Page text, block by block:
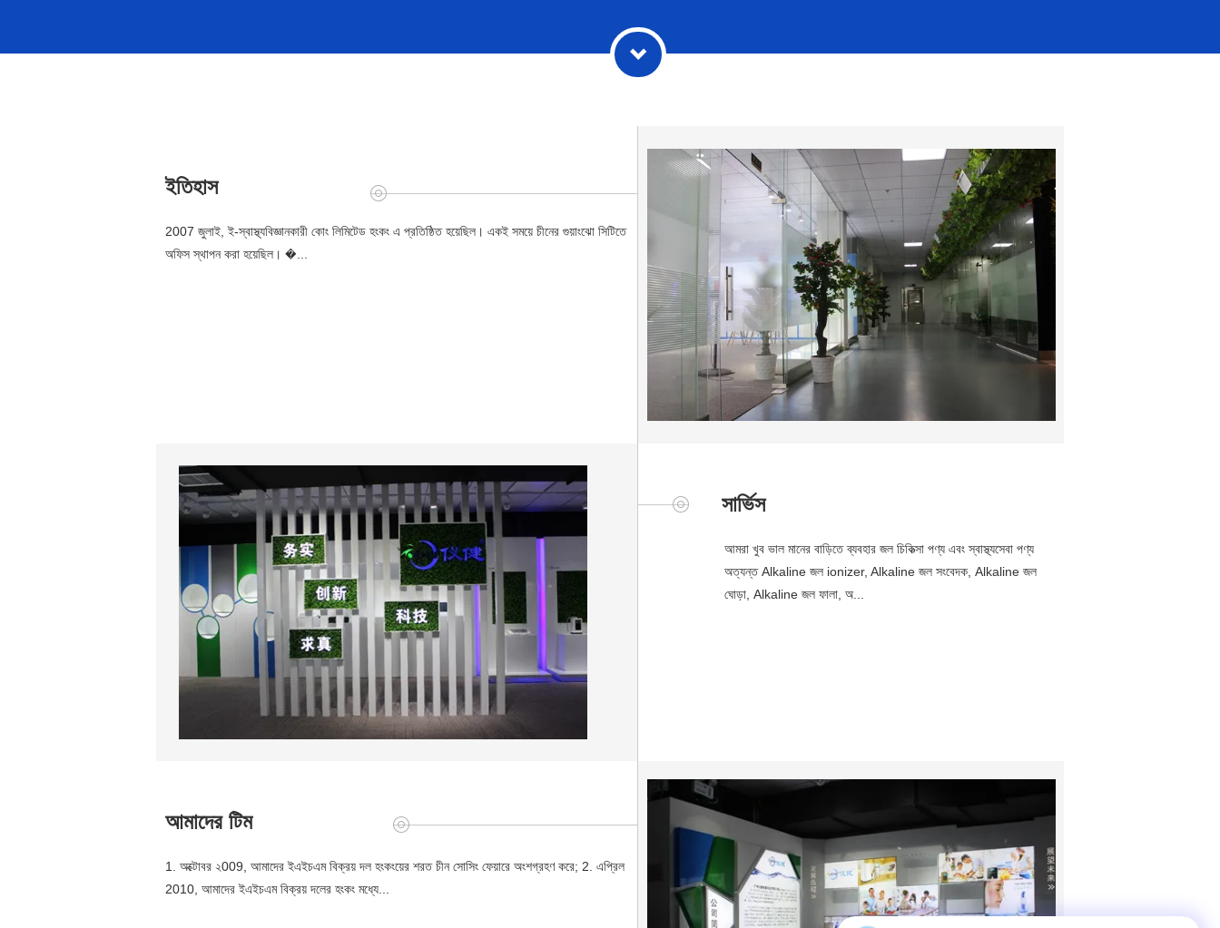
ইতিহাস
2007 জুলাই, ই-স্বাস্থ্যবিজ্ঞানকারী কোং লিমিটেড হংকং এ প্রতিষ্ঠিত হয়েছিল। একই সময়ে চীনের গুয়াংঝো সিটিতে
অফিস স্থাপন করা হয়েছিল। �...
সার্ভিস
আমরা খুব ভাল মানের বাড়িতে ব্যবহার জল চিকিত্সা পণ্য এবং স্বাস্থ্যসেবা পণ্য
অত্যন্ত Alkaline জল ionizer, Alkaline জল সংবেদক, Alkaline জল
ঘোড়া, Alkaline জল ফালা, অ...
আমাদের টিম
1. অক্টোবর ২009, আমাদের ইএইচএম বিক্রয় দল হংকংয়ের শরত চীন সোসিং ফেয়ারে অংশগ্রহণ করে; 2. এপ্রিল
2010, আমাদের ইএইচএম বিক্রয় দলের হংকং মধ্যে...